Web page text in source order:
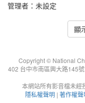
管理者：未設定
顯
Copyright © National
402 台中市南區興大路145
本網站所有影音檔未經
隱私權聲明 | 著作權聲